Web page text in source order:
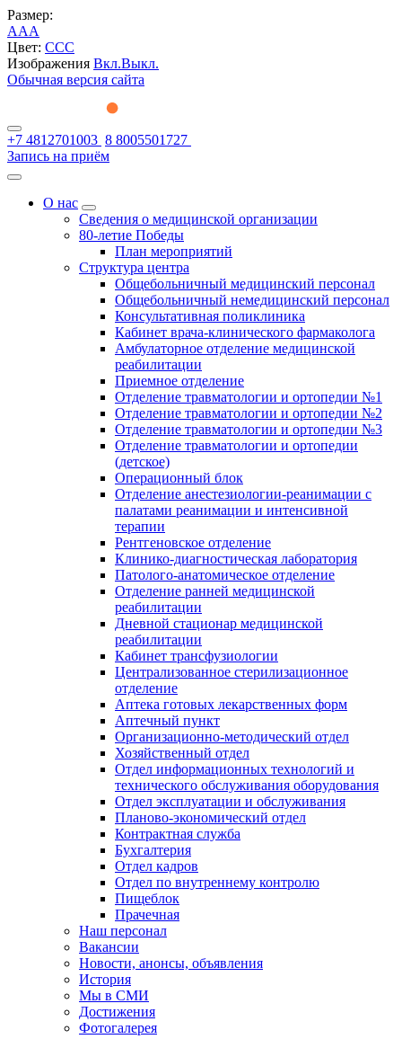
Размер:
AAA
Цвет: CCC
Изображения Вкл.Выкл.
Обычная версия сайта
+7 4812701003 8 8005501727
Запись на приём
О нас
Сведения о медицинской организации
80-летие Победы
План мероприятий
Структура центра
Общебольничный медицинский персонал
Общебольничный немедицинский персонал
Консультативная поликлиника
Кабинет врача-клинического фармаколога
Амбулаторное отделение медицинской
реабилитации
Приемное отделение
Отделение травматологии и ортопедии №1
Отделение травматологии и ортопедии №2
Отделение травматологии и ортопедии №3
Отделение травматологии и ортопедии
(детское)
Операционный блок
Отделение анестезиологии-реанимации с
палатами реанимации и интенсивной
терапии
Рентгеновское отделение
Клинико-диагностическая лаборатория
Патолого-анатомическое отделение
Отделение ранней медицинской
реабилитации
Дневной стационар медицинской
реабилитации
Кабинет трансфузиологии
Централизованное стерилизационное
отделение
Аптека готовых лекарственных форм
Аптечный пункт
Организационно-методический отдел
Хозяйственный отдел
Отдел информационных технологий и
технического обслуживания оборудования
Отдел эксплуатации и обслуживания
Планово-экономический отдел
Контрактная служба
Бухгалтерия
Отдел кадров
Отдел по внутреннему контролю
Пищеблок
Прачечная
Наш персонал
Вакансии
Новости, анонсы, объявления
История
Мы в СМИ
Достижения
Фотогалерея